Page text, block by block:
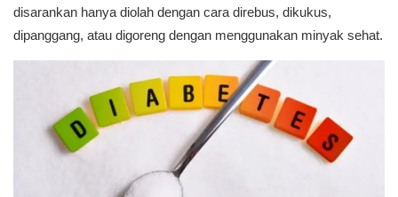
disarankan hanya diolah dengan cara direbus, dikukus,
dipanggang, atau digoreng dengan menggunakan minyak sehat.